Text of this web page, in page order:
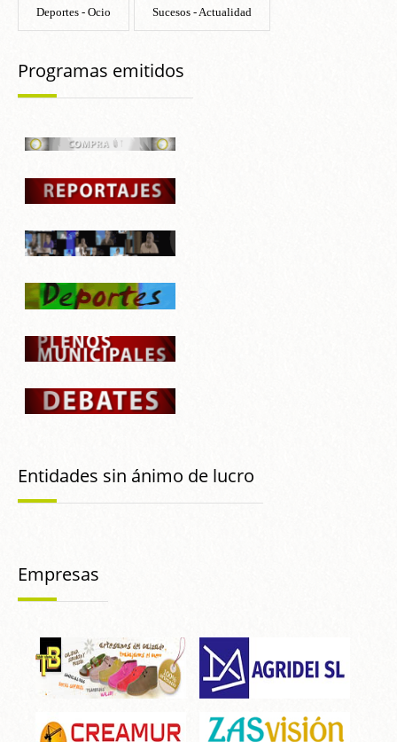
Deportes - Ocio Sucesos - Actualidad
Programas emitidos
Entidades sin ánimo de lucro
Empresas